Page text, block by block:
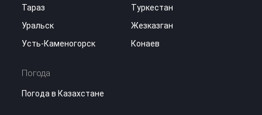
Тараз
Туркестан
Уральск
Жезказган
Усть-Каменогорск
Конаев
Погода
Погода в Казахстане